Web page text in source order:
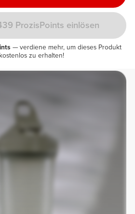
ProzisPoints einlösen
— verdiene mehr, um dieses Produkt
kostenlos zu erhalten!